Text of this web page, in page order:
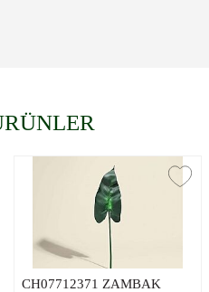
CH07712371 ZAMBAK